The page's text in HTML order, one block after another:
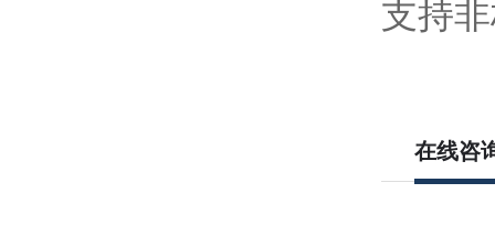
支持
在线咨